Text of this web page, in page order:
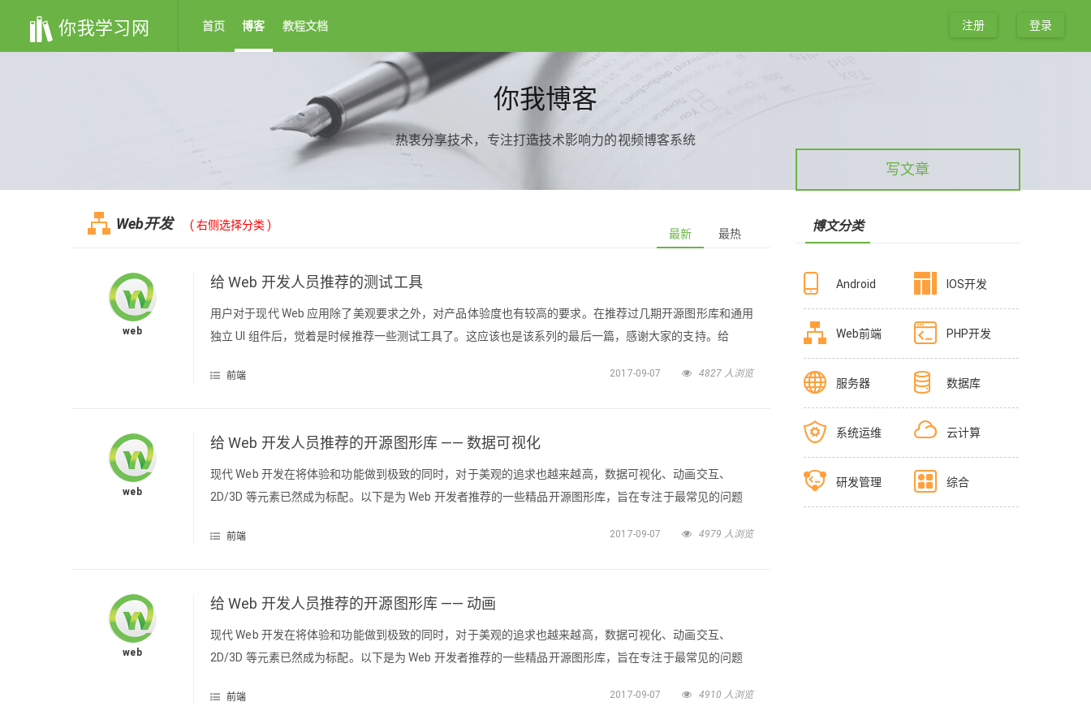
你我学习网 首页 博客 教程文档 登录
注册
你我博客
热衷分享技术，专注打造技术影响力的视频博客系统
Web开发 ( 右侧选择分类 )
最新 最热
web
给 Web 开发人员推荐的测试工具
用户对于现代 Web 应用除了美观要求之外，对产品体验度也有较高的要求。在推荐过几期开源图形库和通用
独立 UI 组件后，觉着是时候推荐一些测试工具了。这应该也是该系列的最后一篇，感谢大家的支持。给
员推荐的开源图形库 —— 2D/3D给 Web 开发人员推荐的开源图形库 —— 动画
前端 2017-09-07 4827 人浏览
web
给 Web 开发人员推荐的开源图形库 —— 数据可视化
现代 Web 开发在将体验和功能做到极致的同时，对于美观的追求也越来越高，数据可视化、动画交互、
2D/3D 等元素已然成为标配。以下是为 Web 开发者推荐的一些精品开源图形库，旨在专注于最常见的问题
保持关注。给 Web 开发人员推荐的开源图形库 —— 动画给 Web 开
前端 2017-09-07 4979 人浏览
web
给 Web 开发人员推荐的开源图形库 —— 动画
现代 Web 开发在将体验和功能做到极致的同时，对于美观的追求也越来越高，数据可视化、动画交互、
2D/3D 等元素已然成为标配。以下是为 Web 开发者推荐的一些精品开源图形库，旨在专注于最常见的问题
保持关注。给 Web 开发人员推荐的开源图形库 —— 2D/3D给 We
前端 2017-09-07 4910 人浏览
写文章
博文分类
Android IOS开发
Web前端 PHP开发
服务器 数据库
系统运维 云计算
研发管理 综合